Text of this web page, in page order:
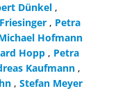
Dünkel ,
, Petra
Hofmann
Hopp , Petra
Kaufmann ,
, Stefan Meyer